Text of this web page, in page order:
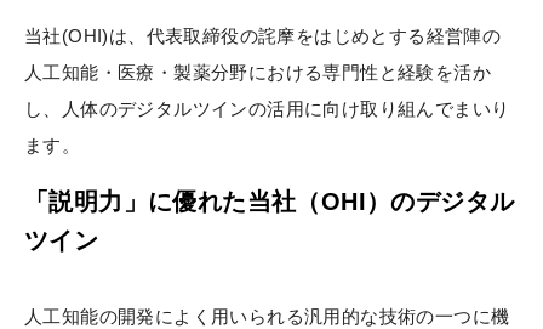
当社(OHI)は、代表取締役の詫摩をはじめとする経営陣の
人工知能・医療・製薬分野における専門性と経験を活か
し、人体のデジタルツインの活用に向け取り組んでまいり
ます。
「説明力」に優れた当社（OHI）のデジタル
ツイン
人工知能の開発によく用いられる汎用的な技術の一つに機